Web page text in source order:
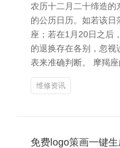
农历十二月二十缔造
的公历日历。如若该
座；若在1月20日之后
的退换存在各别，忽视
表来准确判断。 摩羯
维修资讯
免费logo策画一键